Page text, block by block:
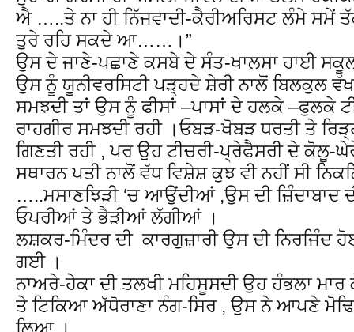
ਐ …..ਤੇ ਨਾ ਹੀ ਨਿੱਜਵਾਦੀ-ਕੈਰੀਅਰਿਸਟ ਲੰਮੇ ਸਮੇਂ
ਤੁਰੇ ਰਹਿ ਸਕਦੇ ਆ……।”
ਉਸ ਦੇ ਜਾਣੇ-ਪਛਾਣੇ ਕਸਬੇ ਦੇ ਸੰਤ-ਖਾਲਸਾ ਹਾਈ
ਉਸ ਨੂੰ ਯੂਨੀਵਰਸਿਟੀ ਪੜ੍ਹਦੇ ਸ਼ੇਰੀ ਨਾਲੋਂ ਬਿਲਕੁਲ
ਸਮਝਦੀ ਤਾਂ ਉਸ ਨੂੰ ਫੀਸਾਂ –ਪਾਸਾਂ ਦੇ ਹਲਕੇ –ਫੁਲਕੇ
ਰਾਹਗੀਰ ਸਮਝਦੀ ਰਹੀ ।ਓਬੜ-ਖੋਬੜ ਧਰਤੀ ਤੇ
ਗਿਣਤੀ ਰਹੀ , ਪਰ ਉਹ ਟੀਚਰੀ-ਪ੍ਰੇਫੈਸਰੀ ਦੇ
ਸਥਾਰਨ ਪਤੀ ਨਾਲੋਂ ਵੱਧ ਵਿਸ਼ੇਸ਼ ਕੁਝ ਵੀ ਨਹੀਂ ਸੀ
…..ਮਸਾਣਝਿੜੀ ‘ਚ ਆਉਂਦੀਆਂ ,ਉਸ ਦੀ
ਓਪਰੀਆਂ ਤੇ ਭੈੜੀਆਂ ਲੱਗੀਆਂ ।
ਲਸ਼ਕਰ-ਮਿੰਦਰ ਦੀ ਕਾਰਗੁਜ਼ਾਰੀ ਉਸ ਦੀ ਨਿਰਜਿੰਦ
ਗਈ ।
ਨਾਅਰੇ-ਹੇਕਾ ਦੀ ਤਲਖੀ ਮਹਿਸੂਸਦੀ ਉਹ ਹੰਭਲਾ
ਤੇ ਟਿਕਿਆ ਅੱਧੋਰਾਣਾ ਨੰਗ-ਸਿਰ , ਉਸ ਨੇ ਆਪਣੇ